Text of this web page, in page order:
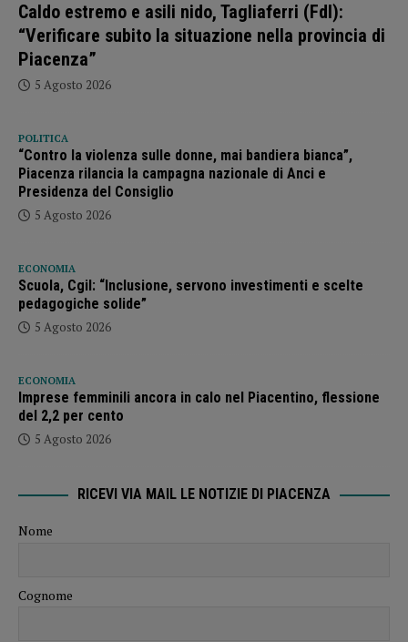
Caldo estremo e asili nido, Tagliaferri (FdI):
“Verificare subito la situazione nella provincia di
Piacenza”
5 Agosto 2026
POLITICA
“Contro la violenza sulle donne, mai bandiera bianca”,
Piacenza rilancia la campagna nazionale di Anci e
Presidenza del Consiglio
5 Agosto 2026
ECONOMIA
Scuola, Cgil: “Inclusione, servono investimenti e scelte
pedagogiche solide”
5 Agosto 2026
ECONOMIA
Imprese femminili ancora in calo nel Piacentino, flessione
del 2,2 per cento
5 Agosto 2026
RICEVI VIA MAIL LE NOTIZIE DI PIACENZA
Nome
Cognome